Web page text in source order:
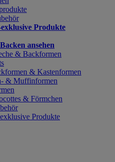
Produkte
ansehen
& Backformen
& Kastenformen
& Muffinformen
& Förmchen
Produkte